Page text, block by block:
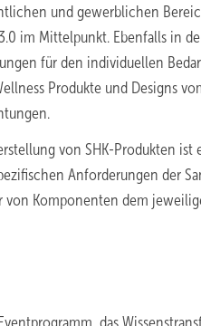
und gewerblichen
im Mittelpunkt. Ebenfalls in
für den individuellen
Produkte und Designs
von SHK-Produkten
Anforderungen der
Komponenten dem
das